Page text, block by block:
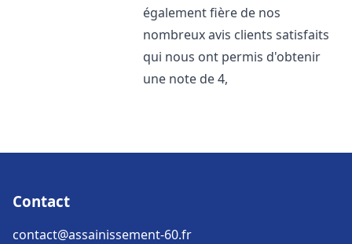
également fière de nos
nombreux avis clients satisfaits
qui nous ont permis d'obtenir
une note de 4,
Contact
contact@assainissement-60.fr